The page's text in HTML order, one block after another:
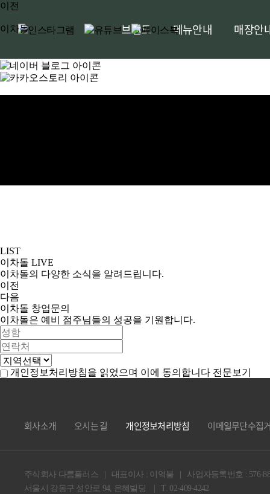
브랜드 메뉴안내 매장안
이전
이차돌
LIST
이차돌 LIVE
이차돌의 다양한 소식을 알려드립니다.
이전
다음
이차돌 창업문의
이차돌은 예비 점주님들의 성공을 기원합니다.
개인정보처리방침을 읽었으며 이에 동의합니다 전문보기
회사소개 오시는 길 개인정보처리방침 이메일무단수집
주식회사 다름플러스 | 대표이사 : 이억불 | 사업자등록번호 : 576-
서울시 강동구 성안로 94, 은혜빌딩 | T. 02-409-4242